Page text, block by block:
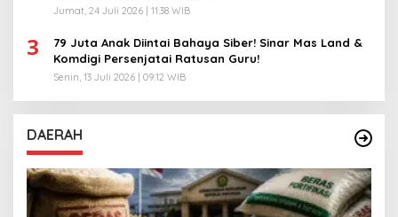
Jumat, 24 Juli 2026 | 11:38 WIB
3
79 Juta Anak Diintai Bahaya Siber! Sinar Mas Land &
Komdigi Persenjatai Ratusan Guru!
Senin, 13 Juli 2026 | 09:12 WIB
DAERAH